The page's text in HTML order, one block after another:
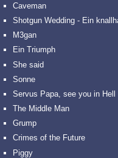
Caveman
Shotgun Wedding - Ein
M3gan
Ein Triumph
She said
Sonne
Servus Papa, see you in Hell
The Middle Man
Grump
Crimes of the Future
Piggy